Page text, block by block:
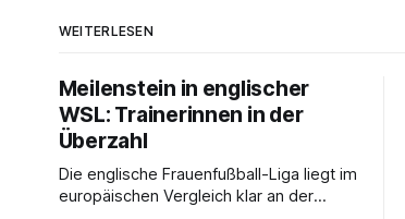
WEITERLESEN
Meilenstein in englischer
WSL: Trainerinnen in der
Überzahl
Die englische Frauenfußball-Liga liegt im
europäischen Vergleich klar an der